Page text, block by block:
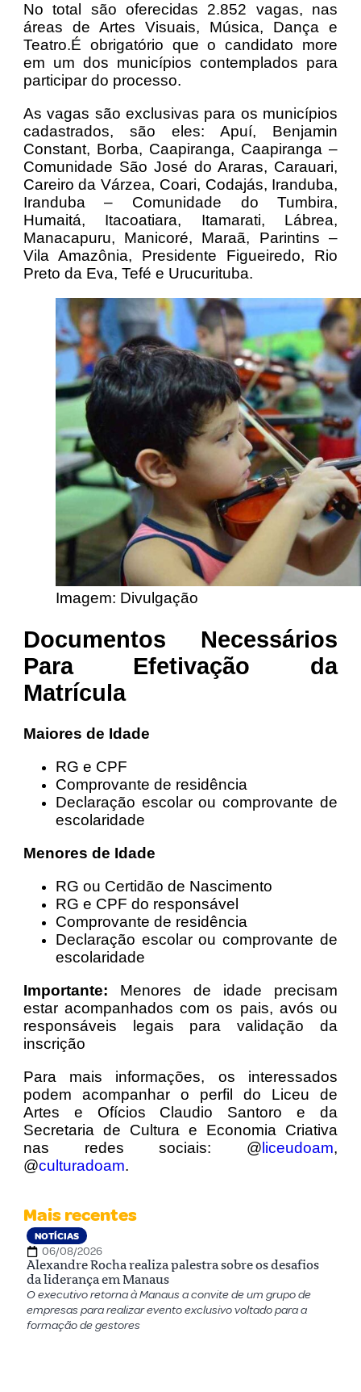
No total são oferecidas 2.852 vagas, nas
áreas de Artes Visuais, Música, Dança e
Teatro.É obrigatório que o candidato more
em um dos municípios contemplados para
participar do processo.
As vagas são exclusivas para os municípios
cadastrados, são eles: Apuí, Benjamin
Constant, Borba, Caapiranga, Caapiranga –
Comunidade São José do Araras, Carauari,
Careiro da Várzea, Coari, Codajás, Iranduba,
Iranduba – Comunidade do Tumbira,
Humaitá, Itacoatiara, Itamarati, Lábrea,
Manacapuru, Manicoré, Maraã, Parintins –
Vila Amazônia, Presidente Figueiredo, Rio
Preto da Eva, Tefé e Urucurituba.
Imagem: Divulgação
Documentos Necessários
Para Efetivação da
Matrícula
Maiores de Idade
RG e CPF
Comprovante de residência
Declaração escolar ou comprovante de
escolaridade
Menores de Idade
RG ou Certidão de Nascimento
RG e CPF do responsável
Comprovante de residência
Declaração escolar ou comprovante de
escolaridade
Importante: Menores de idade precisam
estar acompanhados com os pais, avós ou
responsáveis legais para validação da
inscrição
Para mais informações, os interessados
podem acompanhar o perfil do Liceu de
Artes e Ofícios Claudio Santoro e da
Secretaria de Cultura e Economia Criativa
nas redes sociais: @ liceudoam,
@culturadoam.
Mais recentes
NOTÍCIAS
06/08/2026
Alexandre Rocha realiza palestra sobre os desafios
da liderança em Manaus
O executivo retorna à Manaus a convite de um grupo de
empresas para realizar evento exclusivo voltado para a
formação de gestores